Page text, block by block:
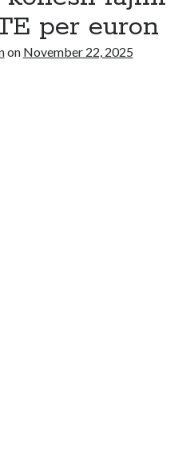
per euron
on November 22, 2025